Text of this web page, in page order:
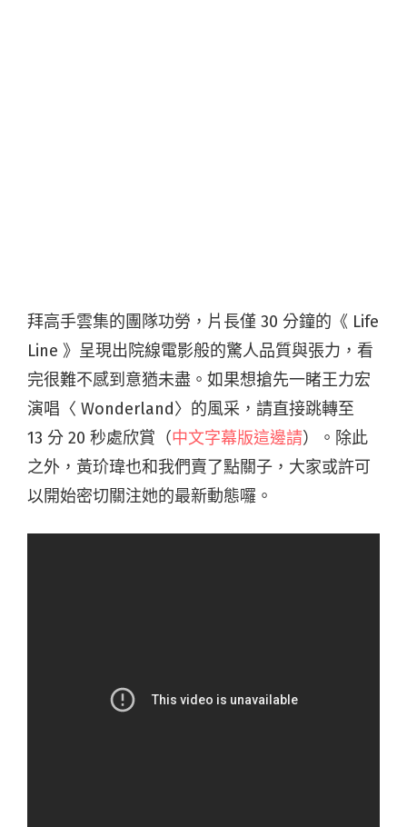
拜高手雲集的團隊功勞，片長僅 30 分鐘的《 Life
Line 》呈現出院線電影般的驚人品質與張力，看
完很難不感到意猶未盡。如果想搶先一睹王力宏
演唱〈 Wonderland〉的風采，請直接跳轉至
13 分 20 秒處欣賞（中文字幕版這邊請）。除此
之外，黃玠瑋也和我們賣了點關子，大家或許可
以開始密切關注她的最新動態囉。